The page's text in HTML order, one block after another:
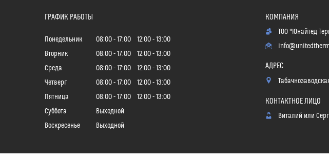
ГРАФИК РАБОТЫ
Понедельник 08:00 17:00 12:00
13:00
Вторник
08:00 17:00 12:00
13:00
Среда
08:00 17:00 12:00
13:00
Четверг
08:00 17:00 12:00
13:00
Пятница
08:00 17:00 12:00
13:00
Суббота
Выходной
Воскресенье
Выходной
ТОО "Юнайтед
Виталий или